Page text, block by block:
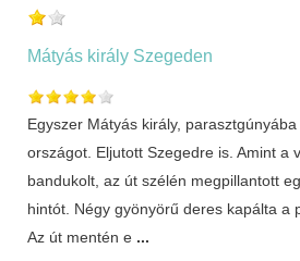
Mátyás király Szegeden
Egyszer Mátyás király,
országot. Eljutott Szegedre is. Amint a
bandukolt, az út szélén megpillantott
hintót. Négy gyönyörű deres kapálta a
Az út mentén e ...